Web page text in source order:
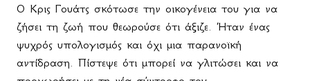
Ο Κρις Γουάτς σκότωσε την οικογένεια του για να
ζήσει τη ζωή που θεωρούσε ότι άξιζε. Ήταν ένας
ψυχρός υπολογισμός και όχι μια παρανοϊκή
αντίδραση. Πίστεψε ότι μπορεί να γλιτώσει και να